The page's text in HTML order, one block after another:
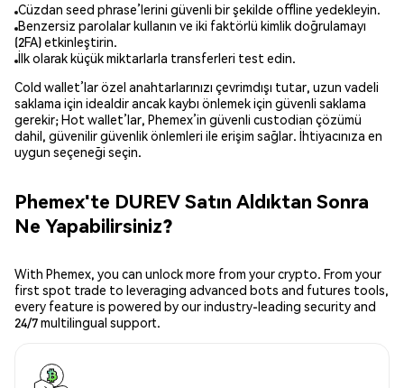
Cüzdan seed phrase’lerini güvenli bir şekilde offline yedekleyin.
Benzersiz parolalar kullanın ve iki faktörlü kimlik doğrulamayı
(2FA) etkinleştirin.
İlk olarak küçük miktarlarla transferleri test edin.
Cold wallet’lar özel anahtarlarınızı çevrimdışı tutar, uzun vadeli
saklama için idealdir ancak kaybı önlemek için güvenli saklama
gerekir; Hot wallet’lar, Phemex’in güvenli custodian çözümü
dahil, güvenilir güvenlik önlemleri ile erişim sağlar. İhtiyacınıza en
uygun seçeneği seçin.
Phemex'te DUREV Satın Aldıktan Sonra
Ne Yapabilirsiniz?
With Phemex, you can unlock more from your crypto. From your
first spot trade to leveraging advanced bots and futures tools,
every feature is powered by our industry-leading security and
24/7 multilingual support.